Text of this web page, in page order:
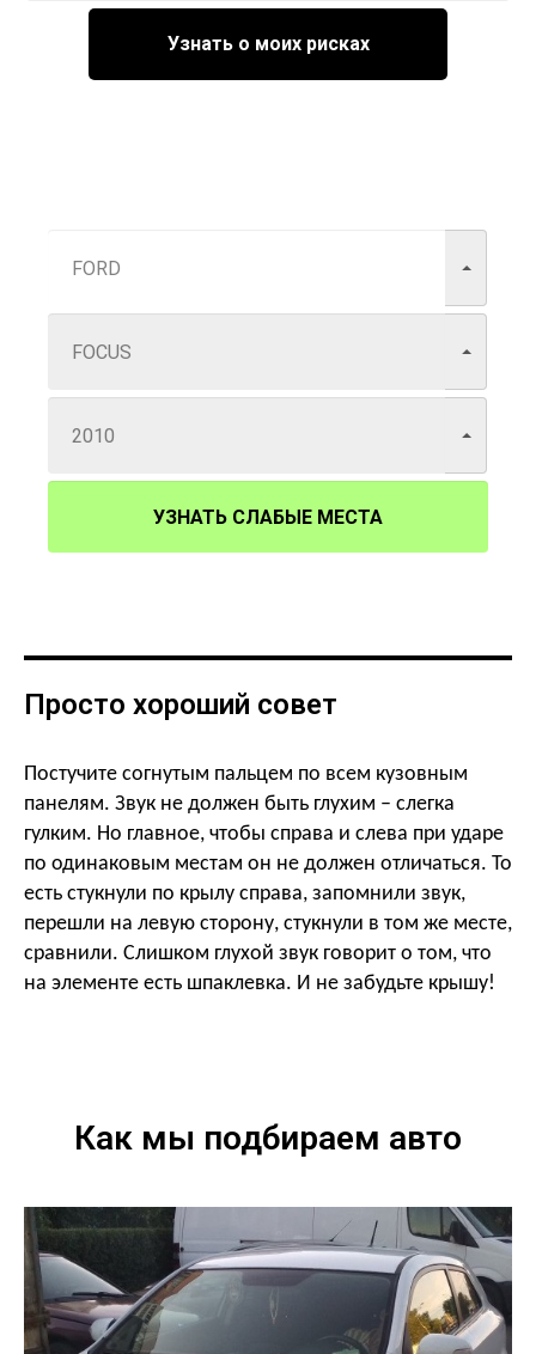
Узнать о моих рисках
УЗНАТЬ СЛАБЫЕ МЕСТА
Просто хороший совет
Постучите согнутым пальцем по всем кузовным
панелям. Звук не должен быть глухим – слегка
гулким. Но главное, чтобы справа и слева при ударе
по одинаковым местам он не должен отличаться. То
есть стукнули по крылу справа, запомнили звук,
перешли на левую сторону, стукнули в том же месте,
сравнили. Слишком глухой звук говорит о том, что
на элементе есть шпаклевка. И не забудьте крышу!
Как мы подбираем авто